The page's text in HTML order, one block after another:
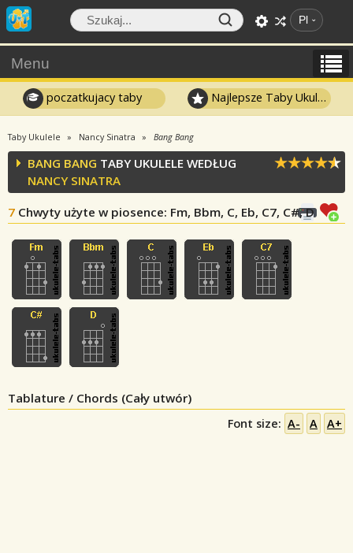
Pl
Menu
poczatkujacy taby Najlepsze Taby Ukulele
Taby Ukulele Nancy Sinatra Bang Bang
BANG BANG TABY UKULELE WEDŁUG
NANCY SINATRA
7 Chwyty użyte w piosence: Fm, Bbm, C, Eb, C7, C#, D
Tablature / Chords (Cały utwór)
Font size: A- A A+